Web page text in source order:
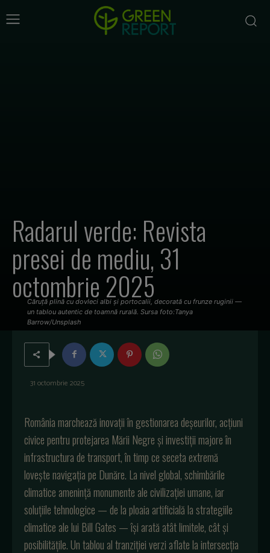
Radarul verde: Revista
presei de mediu, 31
octombrie 2025
Căruță plină cu dovleci albi și portocalii, decorată cu frunze ruginii —
un tablou autentic de toamnă rurală. Sursa foto:Tanya
Barrow/Unsplash
31 octombrie 2025
România marchează inovații în gestionarea deșeurilor, acțiuni
civice pentru protejarea Mării Negre și investiții majore în
infrastructura de transport, în timp ce seceta extremă
lovește navigația pe Dunăre. La nivel global, schimbările
climatice amenință monumente ale civilizației umane, iar
soluțiile tehnologice — de la ploaia artificială la strategiile
climatice ale lui Bill Gates — își arată atât limitele, cât și
posibilitățile. Un tablou al tranziției verzi aflate la intersecția